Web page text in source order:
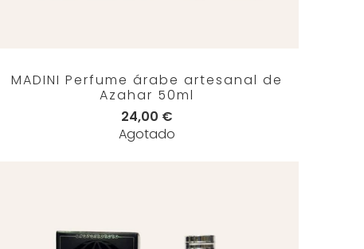
MADINI Perfume árabe artesanal de
Azahar 50ml
24,00 €
Agotado